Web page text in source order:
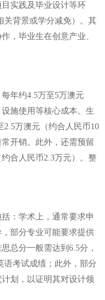
实践及毕业设计等环
关背景或学分减免）。其
，毕业生在创意产业、
年约4.5万至5万澳元
设施使用等核心成本。生
万澳元（约合人民币10
开销。此外，还需预留
合人民币2.3万元）。整
：学术上，通常要求申
部分专业可能要求提供
总分一般需达到6.5分，
语考试成绩；此外，部分
划，以证明其对设计领